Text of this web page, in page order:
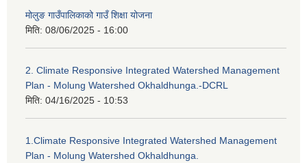
मोलुङ गाउँपालिकाको गाउँ शिक्षा योजना
मिति: 08/06/2025 - 16:00
2. Climate Responsive Integrated Watershed Management
Plan - Molung Watershed Okhaldhunga.-DCRL
मिति: 04/16/2025 - 10:53
1.Climate Responsive Integrated Watershed Management
Plan - Molung Watershed Okhaldhunga.